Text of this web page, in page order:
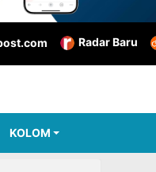
Radar Baru
KOLOM